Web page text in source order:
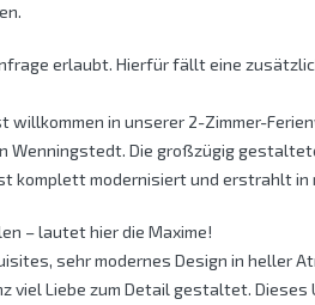
erlaubt. Hierfür fällt eine
willkommen in unserer 2-Zimmer-
Wenningstedt. Die großzügig
komplett modernisiert und erstrahlt in
– lautet hier die Maxime!
sehr modernes Design in heller
viel Liebe zum Detail gestaltet.